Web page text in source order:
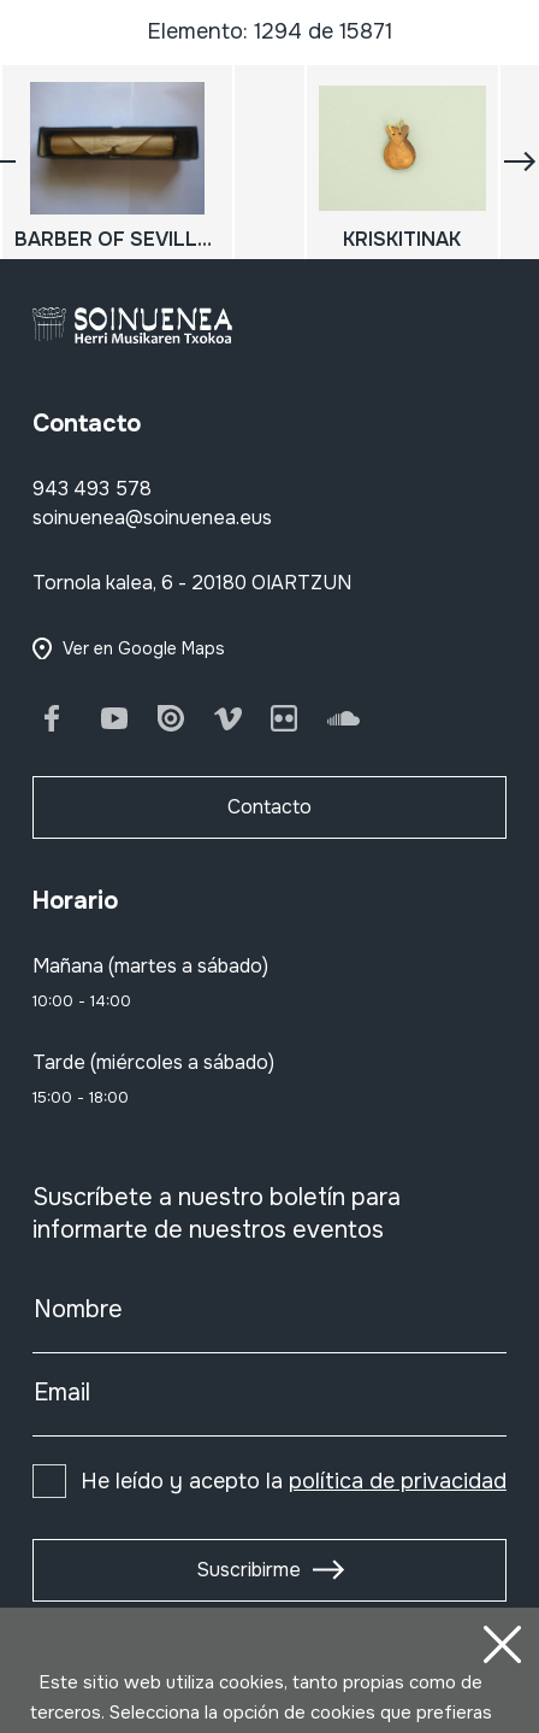
Elemento: 1294 de 15871
BARBER OF SEVILLE OVERTURE KRISKITINAK
Contacto
943 493 578
soinuenea@soinuenea.eus
Tornola kalea, 6 - 20180 OIARTZUN
Ver en Google Maps
FacebookYoutube Issuu Vimeo Flickr SoundCloud
Contacto
Horario
Mañana (martes a sábado)
10:00 - 14:00
Tarde (miércoles a sábado)
15:00 - 18:00
Suscríbete a nuestro boletín para
informarte de nuestros eventos
Nombre
Email
He leído y acepto la política de privacidad
Suscribirme
Este sitio web utiliza cookies, tanto propias como de
terceros. Selecciona la opción de cookies que prefieras